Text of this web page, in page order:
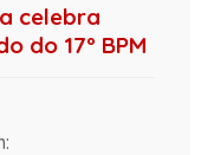
celebra
do 17º BPM